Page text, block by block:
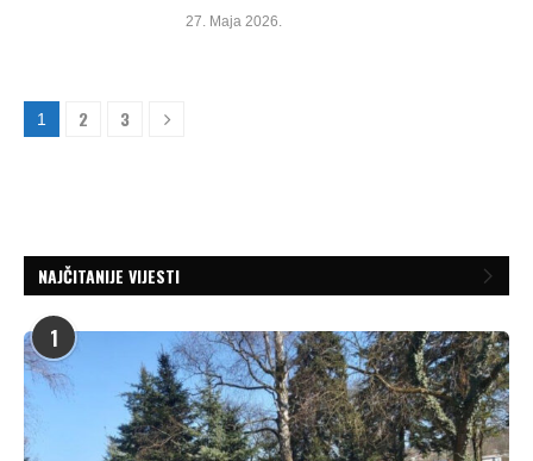
27. Maja 2026.
1 2 3
NAJČITANIJE VIJESTI
1